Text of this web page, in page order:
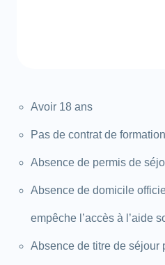
Avoir 18 ans
Pas de contrat de
Absence de permis de
Absence de domicile
empêche l’accès à l’aide
Absence de titre de séjour